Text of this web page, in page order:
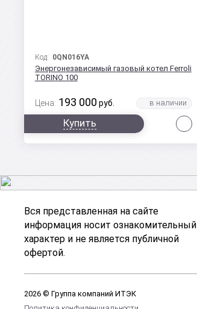
Код: 0QN016YA
Энергонезависимый газовый котел Ferroli
TORINO 100
Цена: 193 000 руб.
Купить
Вся представленная на сайте
информация носит ознакомительный
характер и не является публичной
офертой.
2026 © Группа компаний ИТЭК